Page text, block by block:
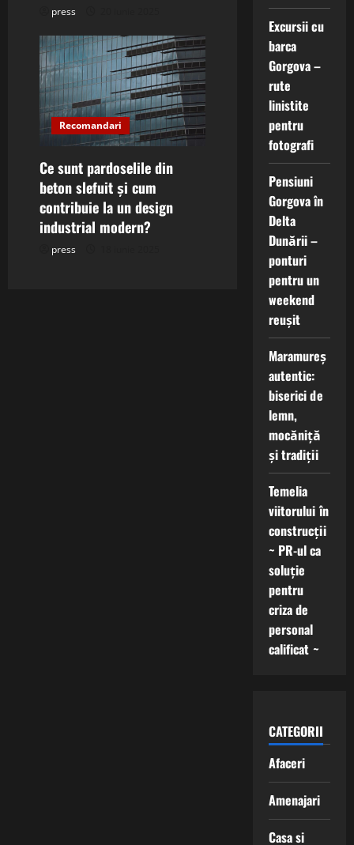
press
Recomandari
Ce sunt pardoselile din
beton slefuit și cum
contribuie la un design
industrial modern?
press
Excursii cu
barca
Gorgova –
rute
linistite
pentru
fotografi
Pensiuni
Gorgova în
Delta
Dunării –
ponturi
pentru un
weekend
reușit
Maramureș
autentic:
biserici de
lemn,
mocăniță
și tradiții
Temelia
viitorului în
construcții
~ PR-ul ca
soluție
pentru
criza de
personal
calificat ~
CATEGORII
Afaceri
Amenajari
Casa si